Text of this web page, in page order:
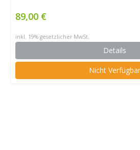
89,00 €
inkl. 19% gesetzlicher MwSt.
Details
Nicht Verfügbar